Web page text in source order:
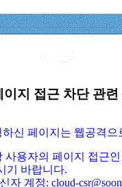
이지 접근 차단 관
하신 페이지는 웹공격
사용자의 페이지 접근
기 바랍니다.
자 계정: cloud-